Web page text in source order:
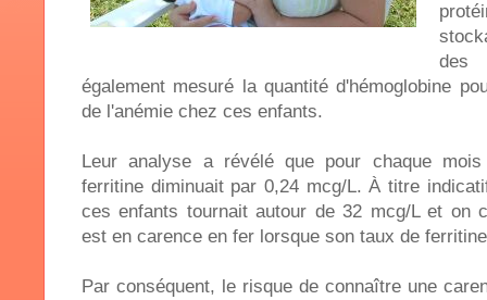
des
également mesuré la quantité d'hémoglobine
de l'anémie chez ces enfants.
Leur analyse a révélé que pour chaque
ferritine diminuait par 0,24 mcg/L. À titre
ces enfants tournait autour de 32 mcg/L et on
est en carence en fer lorsque son taux de
Par conséquent, le risque de connaître une